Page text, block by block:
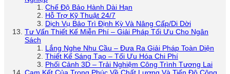
Chế Độ Bảo Hành Dài Hạn
Hỗ Trợ Kỹ Thuật 24/7
Dịch Vụ Bảo Trì Định Kỳ Và Nâng Cấp/Di Dời
Tư Vấn Thiết Kế Miễn Phí – Giải Pháp Tối Ưu Cho Ngân
Sách
Lắng Nghe Nhu Cầu – Đưa Ra Giải Pháp Toàn Diện
Thiết Kế Sáng Tạo – Tối Ưu Hóa Chi Phí
Phối Cảnh 3D – Trải Nghiệm Công Trình Tương Lai